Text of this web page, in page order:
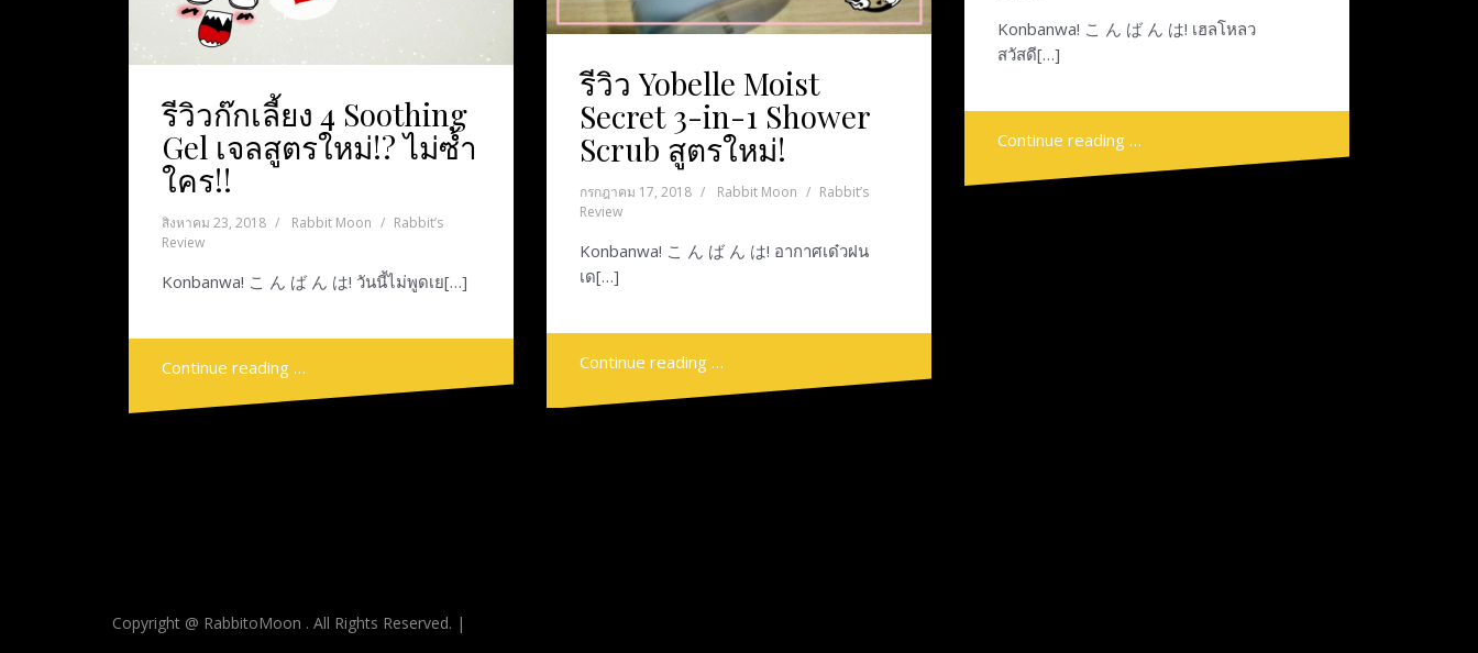
รีวิวก๊กเลี้ยง 4 Soothing
Gel เจลสูตรใหม่!? ไม่ซํ้า
ใคร!!
สิงหาคม 23, 2018 Rabbit Moon
Rabbit’s
Review
Konbanwa! こ ん ば ん は! วันนี้ไม่พูดเย[…]
Continue reading …
รีวิว Yobelle Moist
Secret 3-in-1 Shower
Scrub สูตรใหม่!
กรกฎาคม 17, 2018 Rabbit Moon
Rabbit’s
Review
Konbanwa! こ ん ば ん は! อากาศเด๋วฝน
เด[…]
Continue reading …
Konbanwa! こ ん ば ん は! เฮลโหลว
สวัสดี[…]
Continue reading …
Copyright @ RabbitoMoon . All Rights Reserved. |